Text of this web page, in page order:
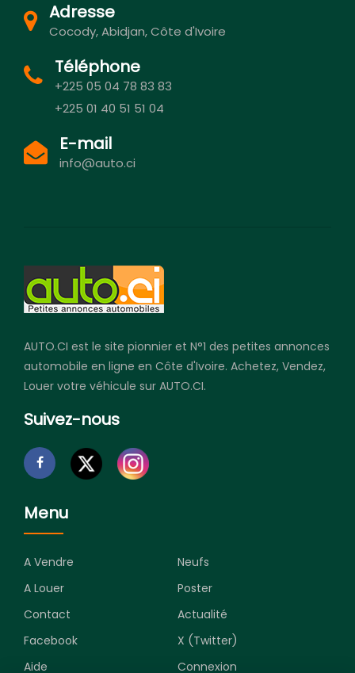
Adresse
Cocody, Abidjan, Côte d'Ivoire
Téléphone
+225 05 04 78 83 83
+225 01 40 51 51 04
E-mail
info@auto.ci
AUTO.CI est le site pionnier et N°1 des petites annonces
automobile en ligne en Côte d'Ivoire. Achetez, Vendez,
Louer votre véhicule sur AUTO.CI.
Suivez-nous
Menu
A Vendre
Neufs
A Louer
Poster
Contact
Actualité
Facebook
X (Twitter)
Aide
Connexion